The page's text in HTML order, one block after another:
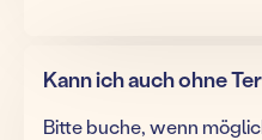
Kann ich auch ohne
Bitte buche, wenn